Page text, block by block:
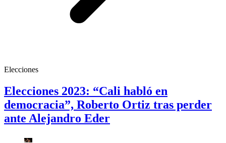
Elecciones
Elecciones 2023: “Cali habló en
democracia”, Roberto Ortiz tras perder
ante Alejandro Eder